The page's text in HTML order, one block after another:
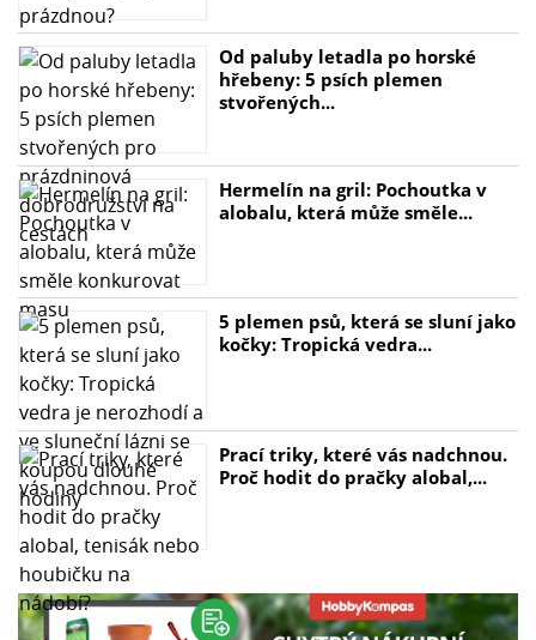
Od paluby letadla po horské
hřebeny: 5 psích plemen
stvořených...
Hermelín na gril: Pochoutka v
alobalu, která může směle...
5 plemen psů, která se sluní jako
kočky: Tropická vedra...
Prací triky, které vás nadchnou.
Proč hodit do pračky alobal,...